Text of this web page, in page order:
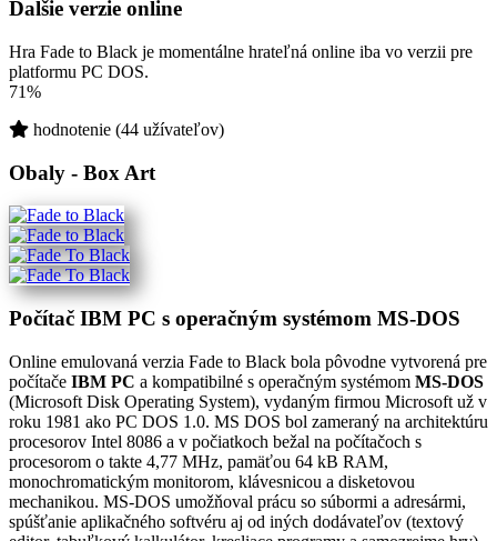
Ďalšie verzie online
Hra Fade to Black je momentálne hrateľná online iba vo verzii pre
platformu PC DOS.
71%
hodnotenie (44 užívateľov)
Obaly - Box Art
Počítač IBM PC s operačným systémom MS-DOS
Online emulovaná verzia Fade to Black bola pôvodne vytvorená pre
počítače IBM PC a kompatibilné s operačným systémom MS-DOS
(Microsoft Disk Operating System), vydaným firmou Microsoft už v
roku 1981 ako PC DOS 1.0. MS DOS bol zameraný na architektúru
procesorov Intel 8086 a v počiatkoch bežal na počítačoch s
procesorom o takte 4,77 MHz, pamäťou 64 kB RAM,
monochromatickým monitorom, klávesnicou a disketovou
mechanikou. MS-DOS umožňoval prácu so súbormi a adresármi,
spúšťanie aplikačného softvéru aj od iných dodávateľov (textový